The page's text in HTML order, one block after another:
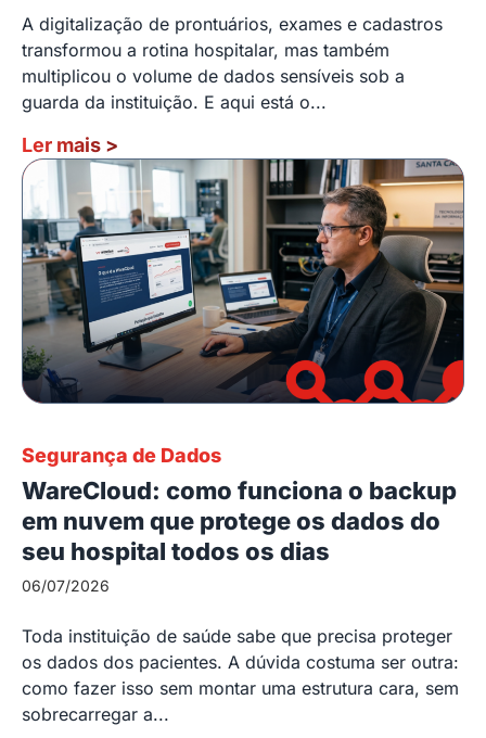
A digitalização de prontuários, exames e cadastros
transformou a rotina hospitalar, mas também
multiplicou o volume de dados sensíveis sob a
guarda da instituição. E aqui está o...
Ler mais >
Segurança de Dados
WareCloud: como funciona o backup
em nuvem que protege os dados do
seu hospital todos os dias
06/07/2026
Toda instituição de saúde sabe que precisa proteger
os dados dos pacientes. A dúvida costuma ser outra:
como fazer isso sem montar uma estrutura cara, sem
sobrecarregar a...